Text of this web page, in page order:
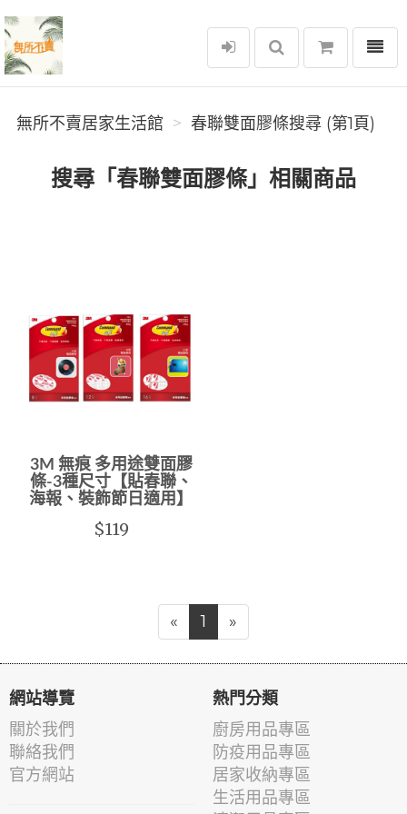
無所不賣居家生活館
選單
無所不賣居家生活館 春聯雙面膠條搜尋 (第1頁)
搜尋「春聯雙面膠條」相關商品
3M 無痕 多用途雙面膠
條-3種尺寸【貼春聯、
海報、裝飾節日適用】
$119
« 1 »
網站導覽
關於我們
聯絡我們
官方網站
熱門分類
廚房用品專區
防疫用品專區
居家收納專區
生活用品專區